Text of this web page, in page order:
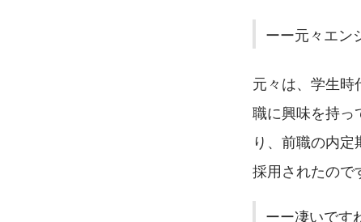
ーー元々エン
元々は、学生
職に興味を持っ
り、前職の内
採用されたので
ーー凄いです